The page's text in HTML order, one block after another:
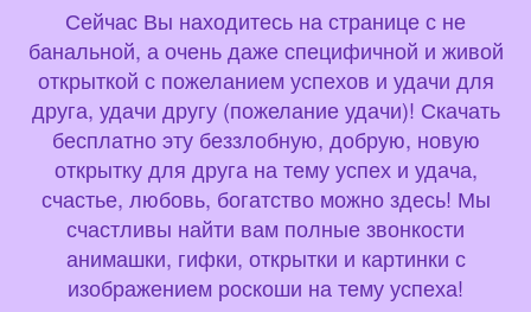
Сейчас Вы находитесь на странице с не
банальной, а очень даже специфичной и живой
открыткой с пожеланием успехов и удачи для
друга, удачи другу (пожелание удачи)! Скачать
бесплатно эту беззлобную, добрую, новую
открытку для друга на тему успех и удача,
счастье, любовь, богатство можно здесь! Мы
счастливы найти вам полные звонкости
анимашки, гифки, открытки и картинки с
изображением роскоши на тему успеха!